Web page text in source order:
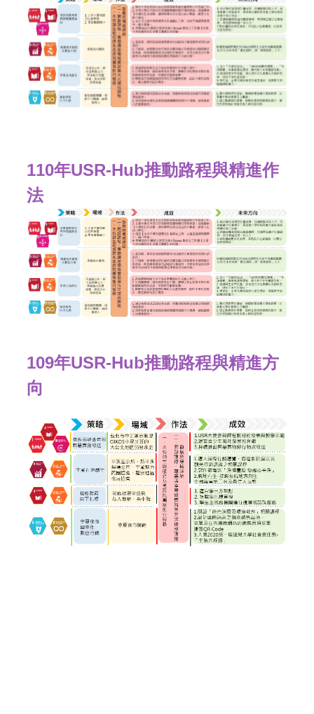
110年USR-Hub推動路程與精進作
法
109年USR-Hub推動路程與精進方
向